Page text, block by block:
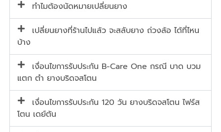
ทำไมต้องนัดหมายเปลี่ยนยาง
เปลี่ยนยางที่ร้านไปแล้ว จะสลับยาง ถ่วงล้อ ได้ที่ไหน
บ้าง
เงื่อนไขการรับประกัน B-Care One กรณี บาด บวม
แตก ตำ ยางบริดจสโตน
เงื่อนไขการรับประกัน 120 วัน ยางบริดจสโตน ไฟร์ส
โตน เดย์ตัน